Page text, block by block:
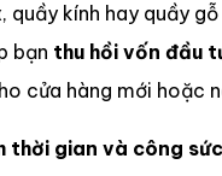
quầy kính hay quầy
bạn thu hồi vốn đầu
cửa hàng mới hoặc
thời gian và công sức